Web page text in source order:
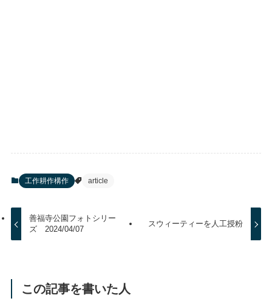
工作耕作構作 article
善福寺公園フォトシリー
ズ 2024/04/07
スウィーティーを人工授粉
この記事を書いた人